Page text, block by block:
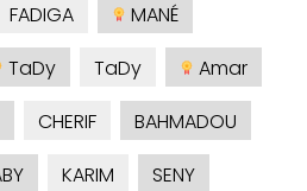
FADIGA
MANÉ
TaDy TaDy
Amar
CHERIF
BAHMADOU
KARIM
SENY